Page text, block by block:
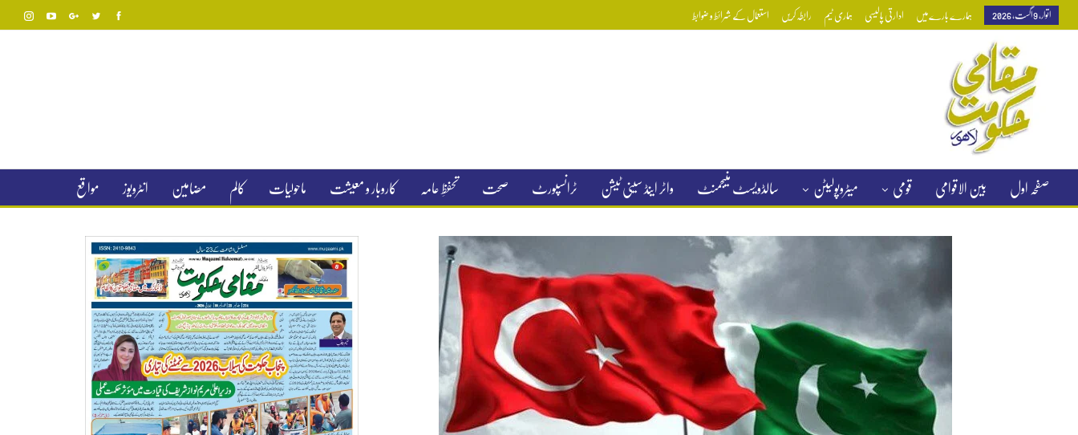
اتوار, 9 اگست, 2026 ہمارے بارے میں ادارتی پالیسی ہماری ٹیم رابطہ کریں استعمال کے شرائط و ضوابط
صفحہ اول بین الاقوامی قومی میٹروپولیٹن سالڈویسٹ منیجمنٹ واٹر اینڈ سینی ٹیشن ٹرانسپورٹ صحت تحفظِ عامہ کاروبار و معیشت ماحولیات کالم مضامین انٹرویوز مواقع